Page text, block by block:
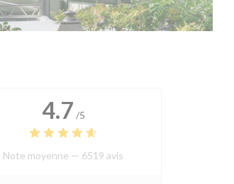
4.7 /5
Note moyenne — 6519 avis